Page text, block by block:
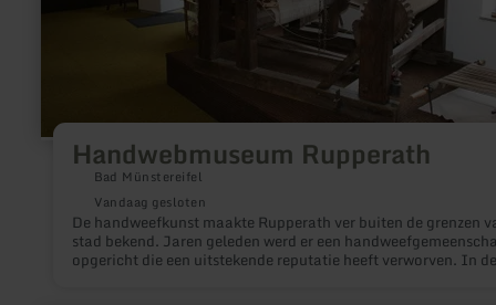
Handwebmuseum Rupperath
Bad Münstereifel
Vandaag gesloten
De handweefkunst maakte Rupperath ver buiten de grenzen
stad bekend. Jaren geleden werd er een
opgericht die een uitstekende reputatie heeft verworven. In de